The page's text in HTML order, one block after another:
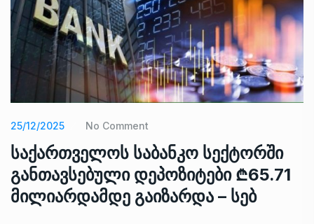
25/12/2025 No Comment
საქართველოს საბანკო სექტორში
განთავსებული დეპოზიტები ₾65.71
მილიარდამდე გაიზარდა – სებ